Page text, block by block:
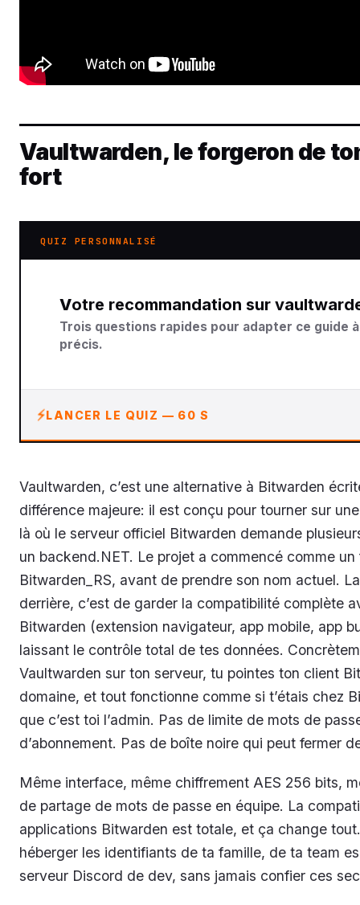
Vaultwarden, le forgeron de
fort
QUIZ PERSONNALISÉ
Votre recommandation sur
Trois questions rapides pour adapter ce guide
précis.
LANCER LE QUIZ — 60 S
Vaultwarden, c’est une alternative à Bitwarden
différence majeure: il est conçu pour tourner sur
là où le serveur officiel Bitwarden demande
un backend.NET. Le projet a commencé comme un
Bitwarden_RS, avant de prendre son nom actuel.
derrière, c’est de garder la compatibilité complète
Bitwarden (extension navigateur, app mobile, app
laissant le contrôle total de tes données.
Vaultwarden sur ton serveur, tu pointes ton client
domaine, et tout fonctionne comme si t’étais chez
que c’est toi l’admin. Pas de limite de mots de
d’abonnement. Pas de boîte noire qui peut fermer
Même interface, même chiffrement AES 256 bits,
de partage de mots de passe en équipe. La
applications Bitwarden est totale, et ça change
héberger les identifiants de ta famille, de ta team
serveur Discord de dev, sans jamais confier ces